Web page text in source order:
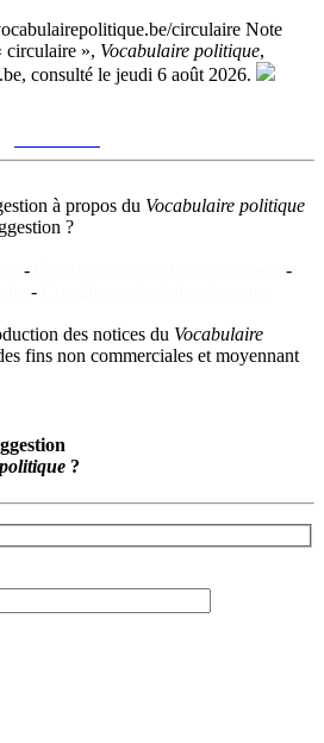
circulaire Note
circulaire », Vocabulaire politique,
consulté le jeudi 6 août 2026.
à propos du Vocabulaire politique
?
-
-
-
des notices du Vocabulaire
fins non commerciales et moyennant
?